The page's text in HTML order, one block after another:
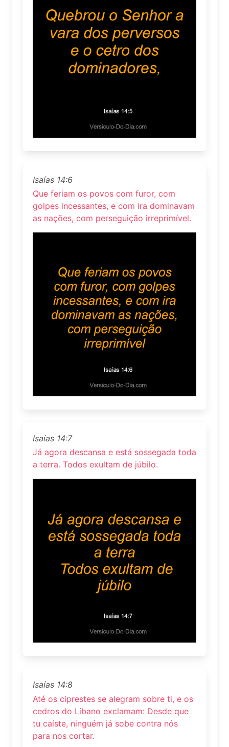
Isaías 14:6
Que feriam os povos com furor, com
golpes incessantes, e com ira dominavam
as nações, com perseguição irreprimível.
Isaías 14:7
Já agora descansa e está sossegada toda
a terra. Todos exultam de júbilo.
Isaías 14:8
Até os ciprestes se alegram sobre ti, e os
cedros do Líbano exclamam: Desde que
tu caíste, ninguém já sobe contra nós
para nos cortar.